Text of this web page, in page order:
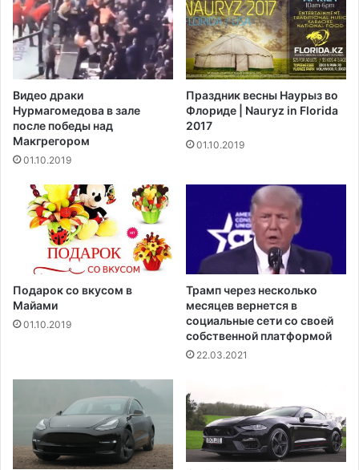
т
а
п
я
т
и
2
л
и
т
е
м
н
ы
Видео драки
Нурмагомедова в зале
после победы над
Макгрегором‍
01.10.2019
Праздник весны Наурыз во
Флориде | Nauryz in Florida
2017
01.10.2019
Подарок со вкусом в
Майами
01.10.2019
Трамп через несколько
месяцев вернется в
социальные сети со своей
собственной платформой
22.03.2021